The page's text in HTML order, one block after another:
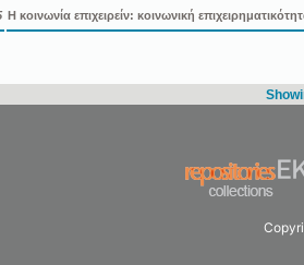
Η κοινωνία επιχειρείν: κοινωνική